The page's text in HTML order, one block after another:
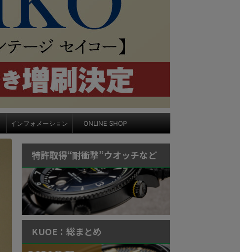
インフォメーション ONLINE SHOP
特許取得“耐衝撃”ウオッチなど
KUOE：総まとめ